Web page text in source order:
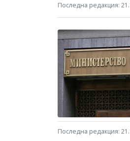
Последна редакция:
Последна редакция: